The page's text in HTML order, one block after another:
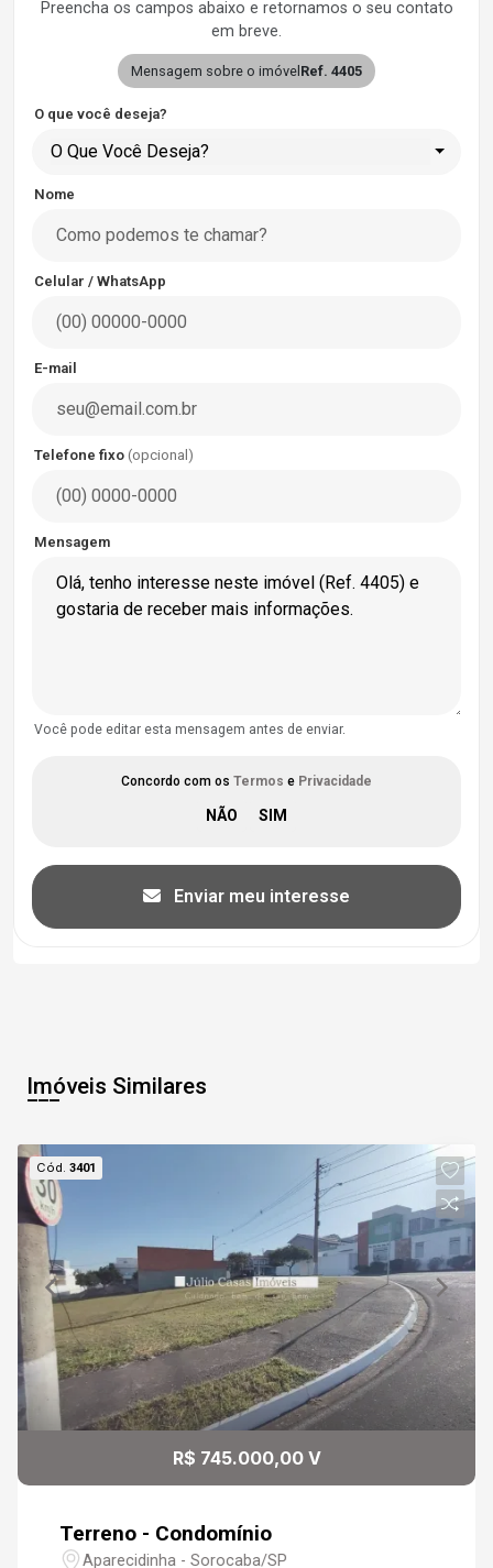
Preencha os campos abaixo e retornamos o seu contato
em breve.
Mensagem sobre o imóvel Ref. 4405
O que você deseja?
O Que Você Deseja?
Nome
Celular / WhatsApp
E-mail
Telefone fixo (opcional)
Mensagem
Você pode editar esta mensagem antes de enviar.
Concordo com os Termos e Privacidade
Enviar meu interesse
Imóveis Similares
Cód.3401
R$ 745.000,00 V
Terreno - Condomínio
Aparecidinha - Sorocaba/SP